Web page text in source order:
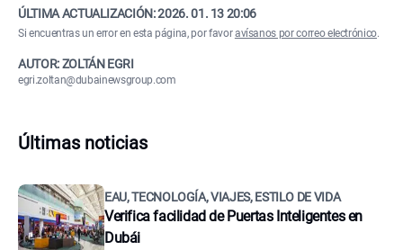
ÚLTIMA ACTUALIZACIÓN:2026. 01. 13 20:06
Si encuentras un error en esta página, por favoravísanos por correo electrónico.
AUTOR: ZOLTÁN EGRI
egri.zoltan@dubainewsgroup.com
Últimas noticias
EAU, TECNOLOGÍA, VIAJES, ESTILO DE VIDA
Verifica facilidad de Puertas Inteligentes en
Dubái